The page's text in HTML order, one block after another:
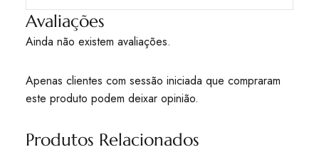
Avaliações
Ainda não existem avaliações.
Apenas clientes com sessão iniciada que compraram
este produto podem deixar opinião.
Produtos Relacionados